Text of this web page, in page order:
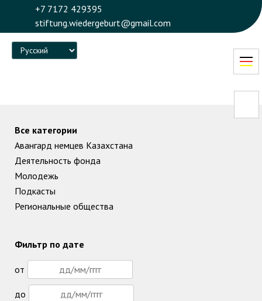
+7 7172 429395
stiftung.wiedergeburt@gmail.com
Language
Все категории
Авангард немцев Казахстана
Деятельность фонда
Молодежь
Подкасты
Региональные общества
Фильтр по дате
от
до